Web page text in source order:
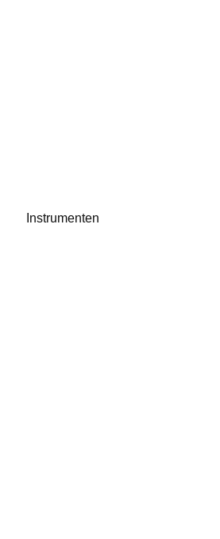
Instrumenten